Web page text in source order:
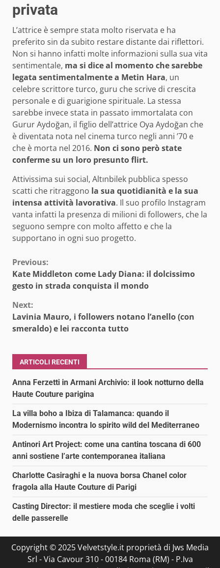
privata
L’attrice è sempre stata molto riservata e ha
preferito sin da subito restare distante dai riflettori.
Non si hanno infatti molte informazioni sulla sua vita
sentimentale, ma si dice al momento che sarebbe
legata sentimentalmente a Metin Hara, un
celebre scrittore turco, guru che scrive di crescita
personale e di guarigione spirituale. La stessa
sarebbe invece stata in passato immortalata con
Gurur Aydoğan, il figlio dell’attrice Oya Aydoğan che
è diventata nota nel cinema turco negli anni ’70 e
che è morta nel 2016. Non ci sono però state
conferme su un loro presunto flirt.
Attivissima sui social, Altınbilek pubblica spesso
scatti che ritraggono la sua quotidianità e la sua
intensa attività lavorativa. Il suo profilo Instagram
vanta infatti la presenza di milioni di followers, che la
seguono sempre con molto affetto e che la
supportano in ogni suo progetto.
Continue
Reading
Previous:
Kate Middleton come Lady Diana: il dolcissimo
gesto in strada conquista il mondo
Next:
Lavinia Mauro, i followers notano l’anello (con
smeraldo) e lei racconta tutto
ARTICOLI RECENTI
Anna Ferzetti in Armani Archivio: il look notturno della
Haute Couture parigina
La villa boho a Ibiza di Talamanca: quando il
Modernismo incontra lo spirito wild del Mediterraneo
Antinori Art Project: come una cantina toscana di 600
anni sostiene l’arte contemporanea italiana
Charlotte Casiraghi e la nuova borsa Chanel color
fragola alla Haute Couture di Parigi
Casting Director: il mestiere moda che sceglie i volti
delle passerelle
Copyright © 2025 Velvetstyle.it proprietà di Jws Media
Srl - Via Cavour 310 - 00184 Roma (RM) - P.Iva